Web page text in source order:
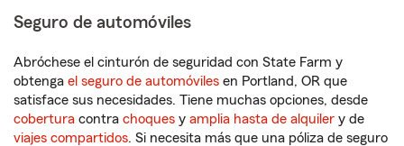
Seguro de automóviles
Abróchese el cinturón de seguridad con State Farm y
obtenga el seguro de automóviles en Portland, OR que
satisface sus necesidades. Tiene muchas opciones, desde
cobertura contra choques y amplia hasta de alquiler y de
viajes compartidos. Si necesita más que una póliza de seguro